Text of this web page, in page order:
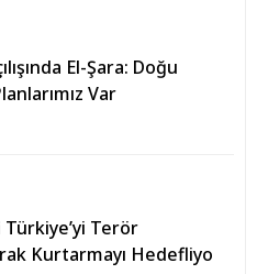
El-Şara: Doğu
Var
Terör
Kurtarmayı Hedefliyo